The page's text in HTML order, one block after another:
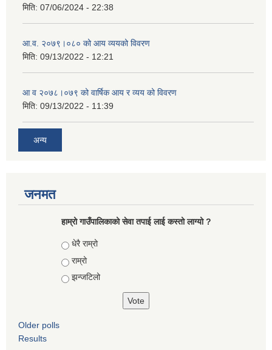
मिति: 07/06/2024 - 22:38
आ.व. २०७९।०८० को आय व्ययको विवरण
मिति: 09/13/2022 - 12:21
आ‍ व २०७८।०७९ को वार्षिक आय र व्यय को विवरण
मिति: 09/13/2022 - 11:39
अन्य
जनमत
हाम्रो गाउँपालिकाको सेवा तपाई लाई कस्तो लाग्यो ?
Choices
धेरै राम्रो
राम्रो
झन्जटिलो
Older polls
Results